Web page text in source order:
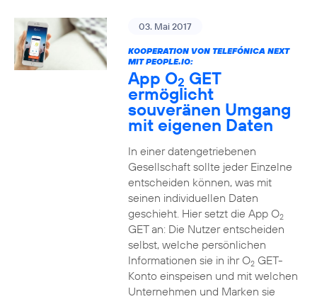
03. Mai 2017
KOOPERATION VON TELEFÓNICA NEXT
MIT PEOPLE.IO:
App O2 GET
ermöglicht
souveränen Umgang
mit eigenen Daten
In einer datengetriebenen
Gesellschaft sollte jeder Einzelne
entscheiden können, was mit
seinen individuellen Daten
geschieht. Hier setzt die App O2
GET an: Die Nutzer entscheiden
selbst, welche persönlichen
Informationen sie in ihr O2GET-
Konto einspeisen und mit welchen
Unternehmen und Marken sie